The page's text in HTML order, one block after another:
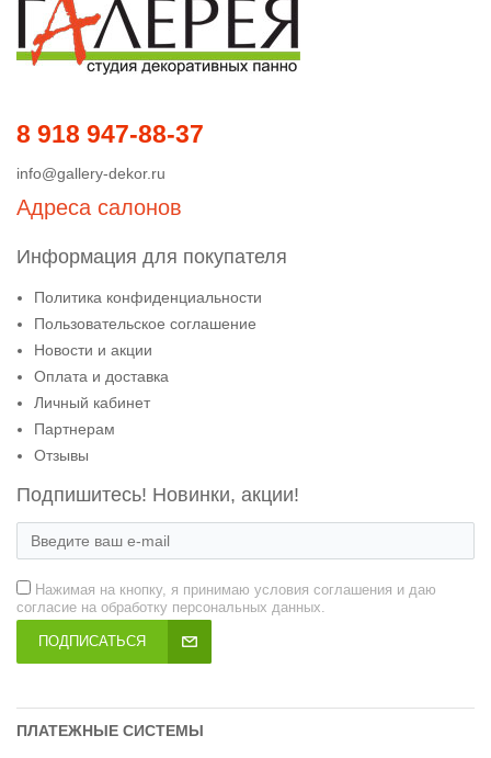
8 918 947-88-37
info@gallery-dekor.ru
Адреса салонов
Информация для покупателя
Политика конфиденциальности
Пользовательское соглашение
Новости и акции
Оплата и доставка
Личный кабинет
Партнерам
Отзывы
Подпишитесь! Новинки, акции!
Нажимая на кнопку, я принимаю условия соглашения и даю
согласие на обработку персональных данных.
ПОДПИСАТЬСЯ
ПЛАТЕЖНЫЕ СИСТЕМЫ